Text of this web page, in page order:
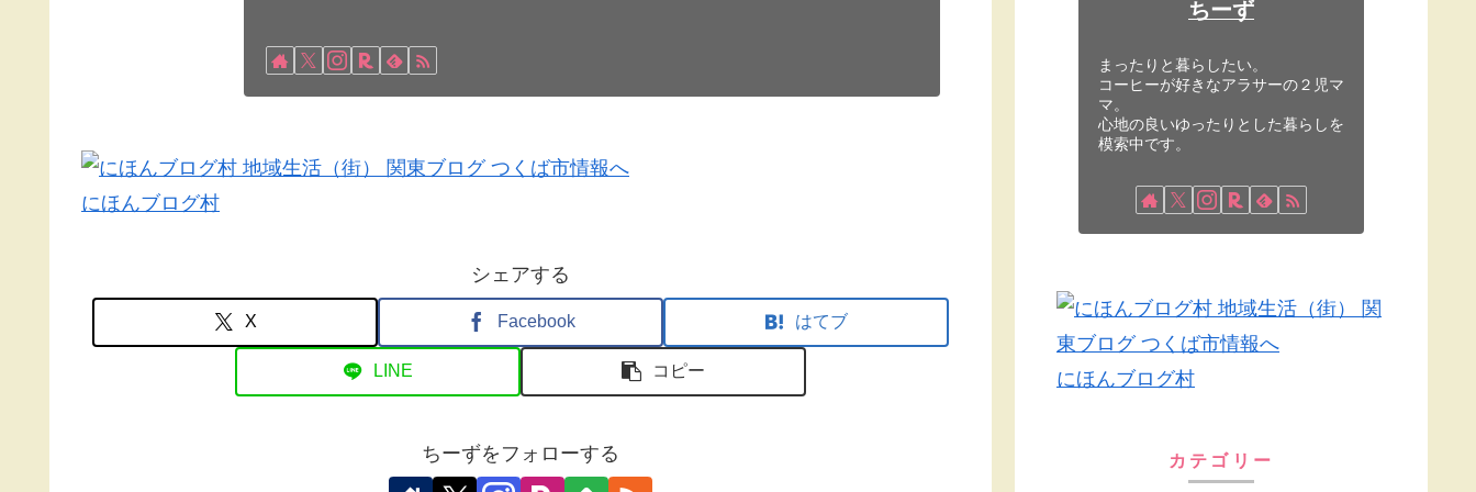
にほんブログ村
シェアする
X Facebook はてブ
LINE コピー
ちーずをフォローする
ちーず
まったりと暮らしたい。
コーヒーが好きなアラサーの２児マ
マ。
心地の良いゆったりとした暮らしを
模索中です。
にほんブログ村
カテゴリー